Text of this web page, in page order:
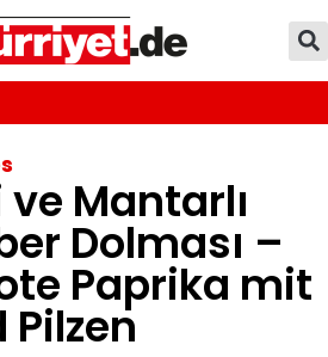
Mantarlı
Dolması –
Paprika mit